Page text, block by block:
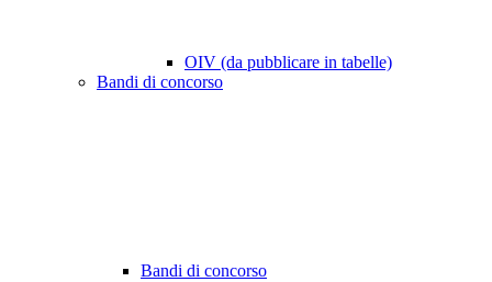
OIV (da pubblicare in tabelle)
Bandi di concorso
Bandi di concorso